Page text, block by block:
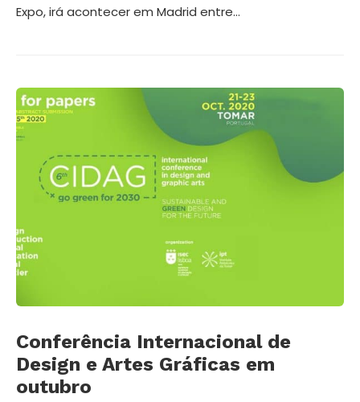
Expo, irá acontecer em Madrid entre…
Conferência Internacional de
Design e Artes Gráficas em
outubro